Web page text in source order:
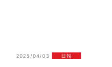
2025/04/03 日報